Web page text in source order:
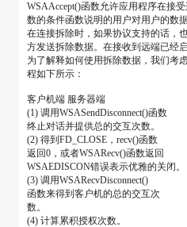
WSAAccept()函数允许应用程序在接
数的条件函数说明的用户对用户的数
在连接拆除时，如果协议支持的话，
方发送拆除数据。在接收到远端已经
为了解释如何使用拆除数据，我们考
程如下所示：
客户机端 服务器端
(1) 调用WSASendDisconnect()函数
终止对话并提供总的交互次数。
(2) 得到FD_CLOSE，recv()函数
返回0，或者WSARecv()函数返回
WSAEDISCON错误表示优雅的关闭。
(3) 调用WSARecvDisconnect()
函数来得到客户机的总的交互次
数。
(4) 计算累积授权次数。